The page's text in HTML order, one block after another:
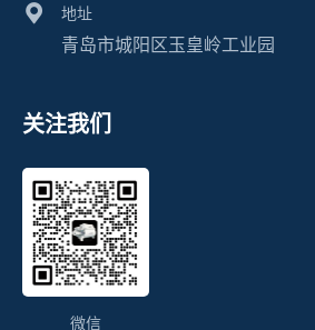
地址
青岛市城阳区玉皇岭工业园
关注我们
微信